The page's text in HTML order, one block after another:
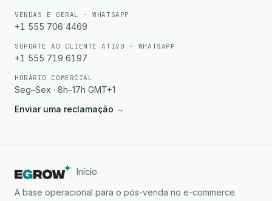
VENDAS E GERAL · WHATSAPP
+1 555 706 4469
SUPORTE AO CLIENTE ATIVO · WHATSAPP
+1 555 719 6197
HORÁRIO COMERCIAL
Seg–Sex · 8h–17h GMT+1
Enviar uma reclamação →
Início
A base operacional para o pós-venda no e-commerce.